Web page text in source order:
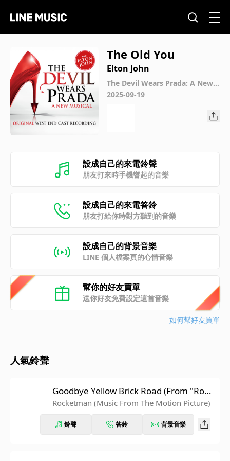
The Old You
Elton John
The Devil Wears Prada: A New
Musical
2025-09-19
設成自己的來電鈴聲
朋友打來時手機響起的音樂
設成自己的來電答鈴
朋友打給你時對方聽到的音樂
設成自己的背景音樂
LINE 個人檔案頁的心情音樂
幫你的好友買單
送你好友免費設定這首音樂
如何幫好友買單
人氣鈴聲
Goodbye Yellow Brick Road (From "Rock
etman")
Rocketman (Music From The Motion Picture)
鈴聲 答鈴 背景音樂